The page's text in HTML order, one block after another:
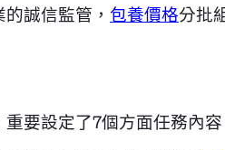
誠信監管， 包養價格分批
要設定了7個方面任務內容